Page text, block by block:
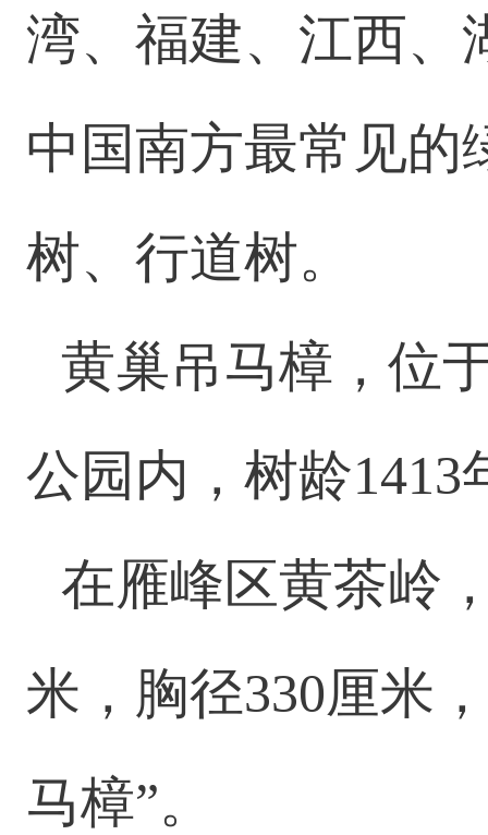
湾、福建、江西、
中国南方最常见的
树、行道树。
黄巢吊马樟，位
公园内，树龄
在雁峰区黄茶岭
米，胸径330厘米
马樟”。